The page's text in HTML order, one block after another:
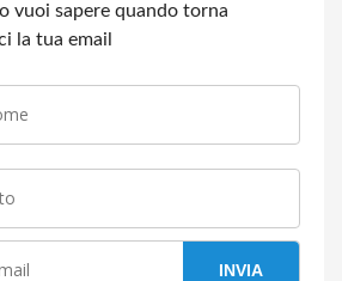
vuoi sapere quando torna
la tua email
INVIA